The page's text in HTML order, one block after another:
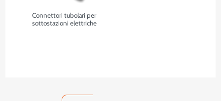
Connettori tubolari per
sottostazioni elettriche